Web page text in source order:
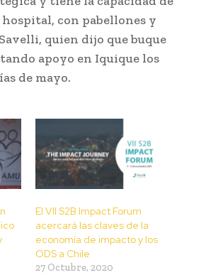
con pabellones y
quien dijo que buque
apoyo en Iquique los
de mayo.
El VII S2B Impact Forum
acercará las claves de la
economía de impacto y los
ODS a Chile
27 Octubre, 2020